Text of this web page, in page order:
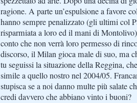
ragione. A parte un’espulsione a favore
hanno sempre penalizzato (gli ultimi col
risparmiata a loro ed il mani di
conto che non verrà loro permesso di
discorso, il Milan gioca male di suo, ma
tu seguissi la situazione della Reggina,
simile a quello nostro nel 2004/05.
stupisca se a noi danno multe più salate
credi davvero che abbiano vinto i buoni?